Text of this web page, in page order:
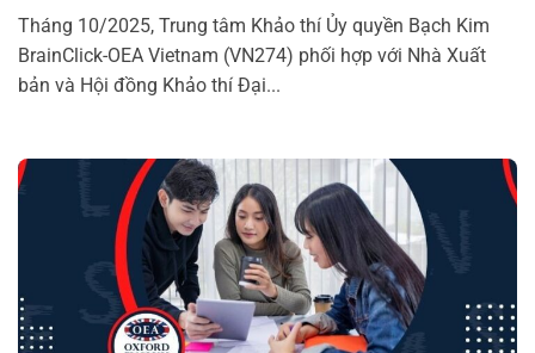
Tháng 10/2025, Trung tâm Khảo thí Ủy quyền Bạch Kim
BrainClick-OEA Vietnam (VN274) phối hợp với Nhà Xuất
bản và Hội đồng Khảo thí Đại...